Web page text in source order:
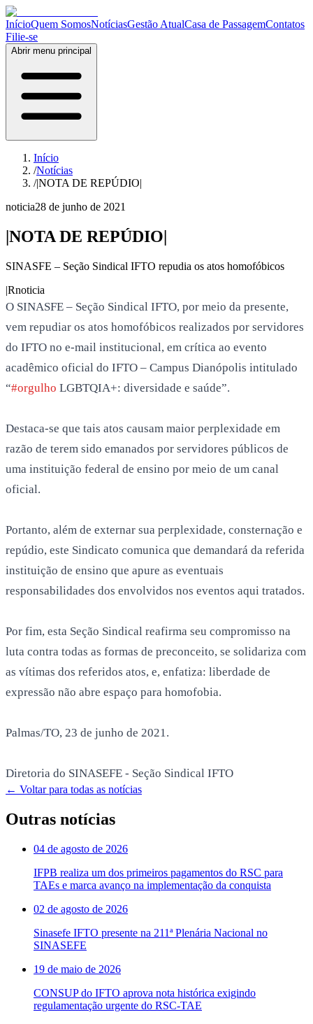
InícioQuem SomosNotíciasGestão AtualCasa de PassagemContatos
Filie-se
Abrir menu principal
Início
/Notícias
/|NOTA DE REPÚDIO|
noticia28 de junho de 2021
|NOTA DE REPÚDIO|
SINASFE – Seção Sindical IFTO repudia os atos homofóbicos
|Rnoticia
O SINASFE – Seção Sindical IFTO, por meio da presente,
vem repudiar os atos homofóbicos realizados por servidores
do IFTO no e-mail institucional, em crítica ao evento
acadêmico oficial do IFTO – Campus Dianópolis intitulado
“#orgulho LGBTQIA+: diversidade e saúde”.
Destaca-se que tais atos causam maior perplexidade em
razão de terem sido emanados por servidores públicos de
uma instituição federal de ensino por meio de um canal
oficial.
Portanto, além de externar sua perplexidade, consternação e
repúdio, este Sindicato comunica que demandará da referida
instituição de ensino que apure as eventuais
responsabilidades dos envolvidos nos eventos aqui tratados.
Por fim, esta Seção Sindical reafirma seu compromisso na
luta contra todas as formas de preconceito, se solidariza com
as vítimas dos referidos atos, e, enfatiza: liberdade de
expressão não abre espaço para homofobia.
Palmas/TO, 23 de junho de 2021.
Diretoria do SINASEFE - Seção Sindical IFTO
← Voltar para todas as notícias
Outras notícias
04 de agosto de 2026
IFPB realiza um dos primeiros pagamentos do RSC para
TAEs e marca avanço na implementação da conquista
02 de agosto de 2026
Sinasefe IFTO presente na 211ª Plenária Nacional no
SINASEFE
19 de maio de 2026
CONSUP do IFTO aprova nota histórica exigindo
regulamentação urgente do RSC-TAE